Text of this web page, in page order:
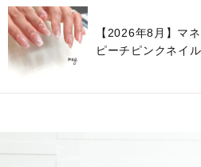
【2026年8月】マ
ピーチピンクネイ